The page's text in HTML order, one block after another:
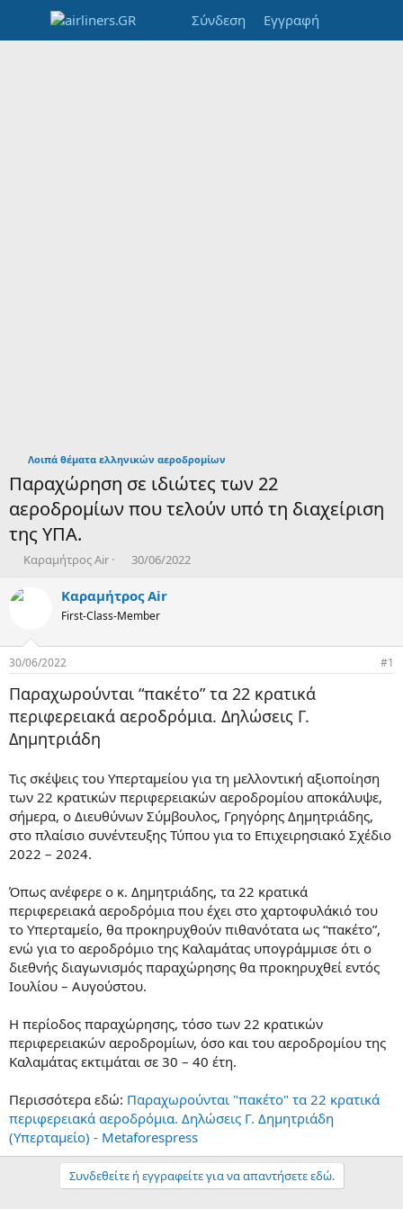
Σύνδεση Εγγραφή
Λοιπά θέματα ελληνικών αεροδρομίων
Παραχώρηση σε ιδιώτες των 22
αεροδρομίων που τελούν υπό τη διαχείριση
της ΥΠΑ.
T
r
d
s
t
a
r
t
e
r
Καραμήτρος Air
Η
ε
ο
ν
ί
α
δ
ο
υ
ρ
γ
30/06/2022
Καραμήτρος Air
First-Class-Member
30/06/2022 #1
Παραχωρούνται “πακέτο” τα 22 κρατικά
περιφερειακά αεροδρόμια. Δηλώσεις Γ.
Δημητριάδη
Τις σκέψεις του Υπερταμείου για τη μελλοντική αξιοποίηση
των 22 κρατικών περιφερειακών αεροδρομίου αποκάλυψε,
σήμερα, ο Διευθύνων Σύμβουλος, Γρηγόρης Δημητριάδης,
στο πλαίσιο συνέντευξης Τύπου για το Επιχειρησιακό Σχέδιο
2022 – 2024.
Όπως ανέφερε ο κ. Δημητριάδης, τα 22 κρατικά
περιφερειακά αεροδρόμια που έχει στο χαρτοφυλάκιό του
το Υπερταμείο, θα προκηρυχθούν πιθανότατα ως “πακέτο”,
ενώ για το αεροδρόμιο της Καλαμάτας υπογράμμισε ότι ο
διεθνής διαγωνισμός παραχώρησης θα προκηρυχθεί εντός
Ιουλίου – Αυγούστου.
Η περίοδος παραχώρησης, τόσο των 22 κρατικών
περιφερειακών αεροδρομίων, όσο και του αεροδρομίου της
Καλαμάτας εκτιμάται σε 30 – 40 έτη.
Περισσότερα εδώ: Παραχωρούνται "πακέτο" τα 22 κρατικά
περιφερειακά αεροδρόμια. Δηλώσεις Γ. Δημητριάδη
(Υπερταμείο) - Metaforespress
Συνδεθείτε ή εγγραφείτε για να απαντήσετε εδώ.